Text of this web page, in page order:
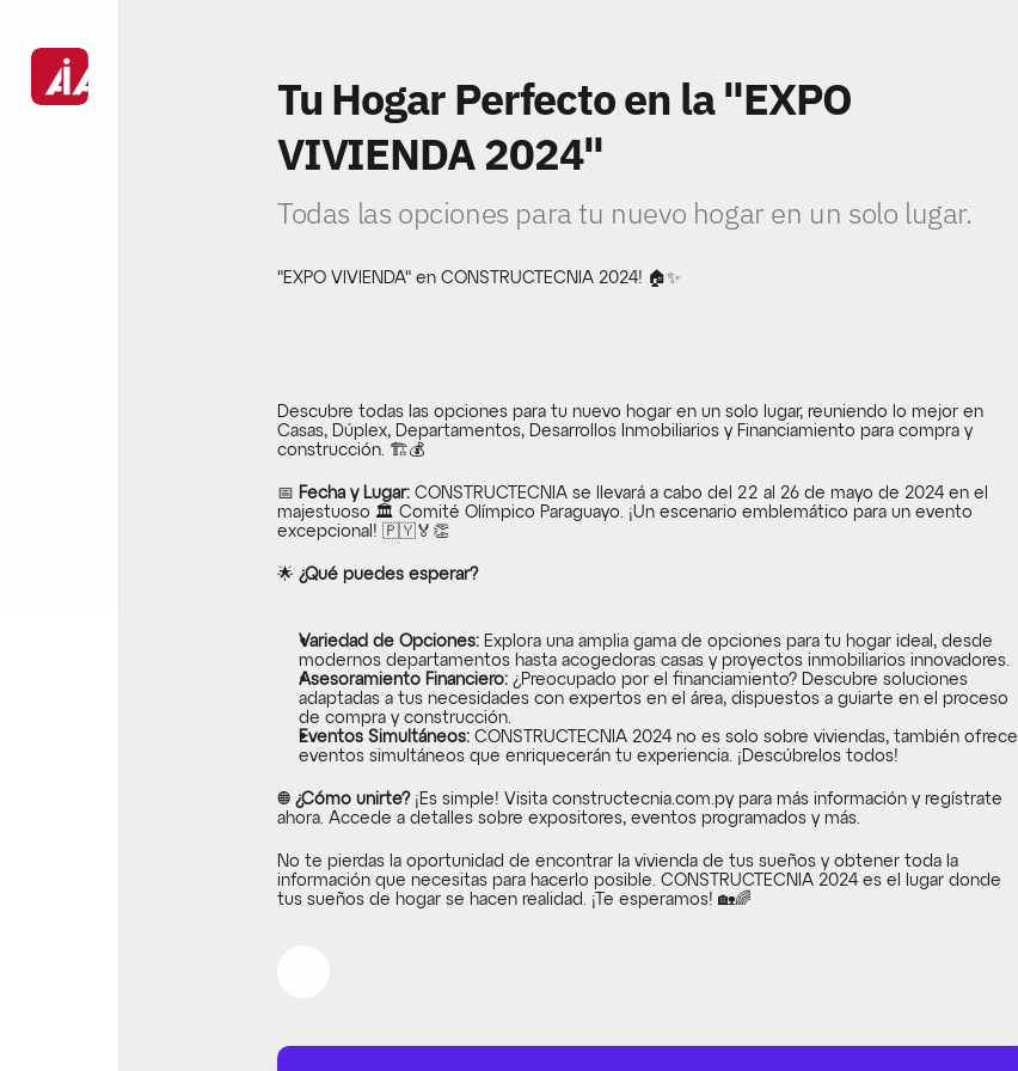
Tu Hogar Perfecto en la "EXPO
VIVIENDA 2024"
Todas las opciones para tu nuevo hogar en un solo lugar.
"EXPO VIVIENDA" en CONSTRUCTECNIA 2024! 🏠✨
Descubre todas las opciones para tu nuevo hogar en un solo lugar, reuniendo lo mejor en
Casas, Dúplex, Departamentos, Desarrollos Inmobiliarios y Financiamiento para compra y
construcción. 🏗️💰
📅 Fecha y Lugar: CONSTRUCTECNIA se llevará a cabo del 22 al 26 de mayo de 2024 en el
majestuoso 🏛️ Comité Olímpico Paraguayo. ¡Un escenario emblemático para un evento
excepcional! 🇵🇾🏅👏
🌟 ¿Qué puedes esperar?
Variedad de Opciones: Explora una amplia gama de opciones para tu hogar ideal, desde
modernos departamentos hasta acogedoras casas y proyectos inmobiliarios innovadores.
Asesoramiento Financiero: ¿Preocupado por el financiamiento? Descubre soluciones
adaptadas a tus necesidades con expertos en el área, dispuestos a guiarte en el proceso
de compra y construcción.
Eventos Simultáneos: CONSTRUCTECNIA 2024 no es solo sobre viviendas, también ofrece
eventos simultáneos que enriquecerán tu experiencia. ¡Descúbrelos todos!
🌐 ¿Cómo unirte? ¡Es simple! Visita constructecnia.com.py para más información y regístrate
ahora. Accede a detalles sobre expositores, eventos programados y más.
No te pierdas la oportunidad de encontrar la vivienda de tus sueños y obtener toda la
información que necesitas para hacerlo posible. CONSTRUCTECNIA 2024 es el lugar donde
tus sueños de hogar se hacen realidad. ¡Te esperamos! 🏡🌈